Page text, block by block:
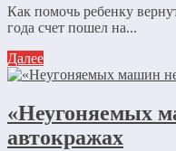
Как помочь ребенку
года счет пошел на...
Далее
«Неугоняемых
автокражах